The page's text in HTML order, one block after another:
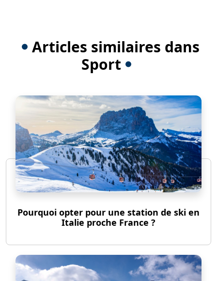
Articles similaires dans
Sport
Pourquoi opter pour une station de ski en
Italie proche France ?